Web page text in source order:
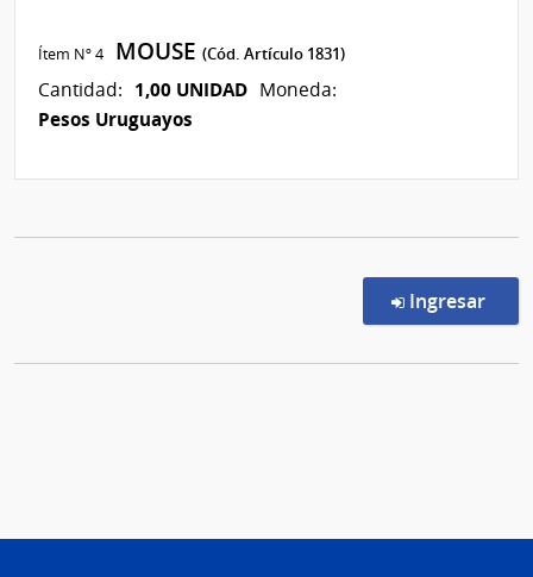
Ítem Nº 4 MOUSE(Cód. Artículo 1831)
Cantidad: 1,00 UNIDAD Moneda:
Pesos Uruguayos
Ingresar